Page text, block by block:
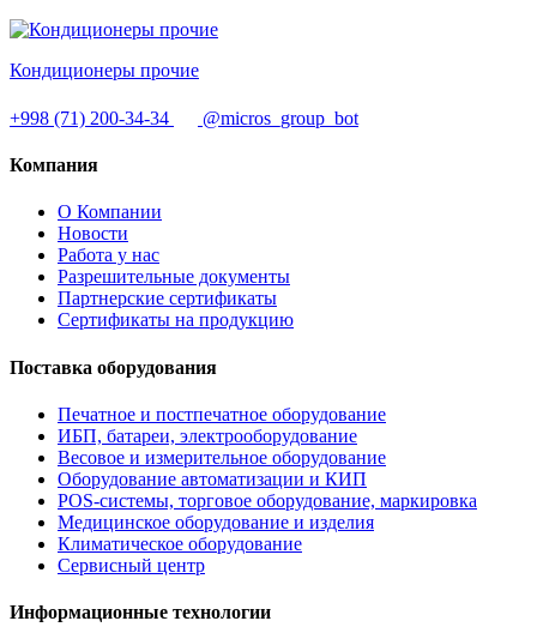
Кондиционеры прочие
+998 (71) 200-34-34 @micros_group_bot
Компания
О Компании
Новости
Работа у нас
Разрешительные документы
Партнерские сертификаты
Сертификаты на продукцию
Поставка оборудования
Печатное и постпечатное оборудование
ИБП, батареи, электрооборудование
Весовое и измерительное оборудование
Оборудование автоматизации и КИП
POS-системы, торговое оборудование, маркировка
Медицинское оборудование и изделия
Климатическое оборудование
Сервисный центр
Информационные технологии